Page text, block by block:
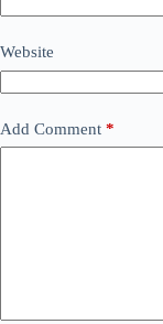
Website
Add Comment *